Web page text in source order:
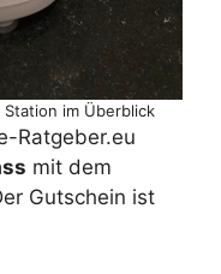
im Überblick
Ratgeber.eu
mit dem
Gutschein ist